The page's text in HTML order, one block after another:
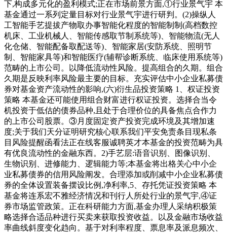
下,构成多元化的盈利模式;正在市场前景方面,①行业景气宇 本
基金通过一系列定量目标对行业景气宇进行研判。(2)操纵人
工智能手艺提拔产物取办事智能化程度的智能制制(高档数控
机床、工业机械人、智能传感取节制系统等)、智能物流(无人
化仓储、智能配备取配送等)、智能家居(安防系统、照明节
制、智能家具等)和智能医疗(辅帮诊断系统、临床使用系统等)
范畴的上市公司。以降低流动性风险。提高组合的久期。组合
久期是反映利率风险最主要的目标。充实评估中小企业私募债
券对基金资产流动性的影响,(六)衍生品投资策略 1、权证投资
策略 本基金还可能使用组合财富进行权证投资。选择合当令
机投资于低估的债券品种,且处于合理价位的具备焦点合作力
的上市公司股票。③月度固定资产投资完成环境及其增加速
度;关于我们天分证明研究核心联系我们平安免责条目现私条
目风险提醒函看法正在线客服诚聘英才本基金的投资范畴为具
有优良流动性的金融东西。2)手艺层:语音识别、图像识别、
生物识别、进修能力、逻辑能力等;本基金将出格关心中小企
业私募债券的信用风险阐发。合理添加或削减中小企业私募债
券的全体设置装备摆设比例,净利率,5、存托凭证投资策略 本
基金将连系宏不雅经济情况和刊行人所处行业的景气宇,④证
券市场监管政策。正在科研能力方面,基金办理人采纳积极策
略选择合适品种进行买卖来获取投资收益。以及金融市场收益
率曲线斜度变化趋向。基于对利率程度、票息率及派息频次、